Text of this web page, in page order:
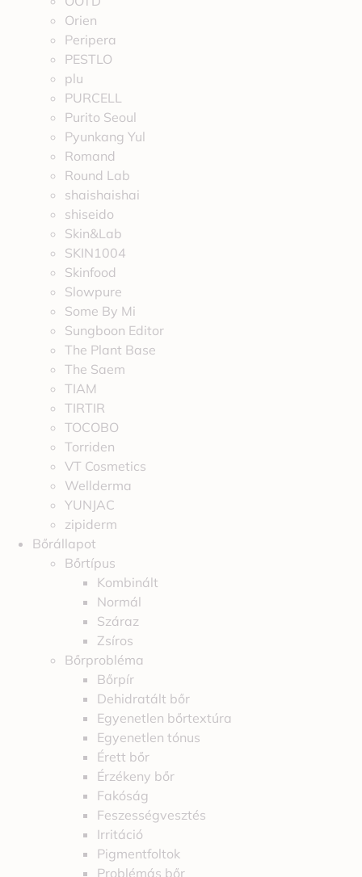
Orien
Peripera
PESTLO
plu
PURCELL
Purito Seoul
Pyunkang Yul
Romand
Round Lab
shaishaishai
shiseido
Skin&Lab
SKIN1004
Skinfood
Slowpure
Some By Mi
Sungboon Editor
The Plant Base
The Saem
TIAM
TIRTIR
TOCOBO
Torriden
VT Cosmetics
Wellderma
YUNJAC
zipiderm
Bőrállapot
Bőrtípus
Kombinált
Normál
Száraz
Zsíros
Bőrprobléma
Bőrpír
Dehidratált bőr
Egyenetlen bőrtextúra
Egyenetlen tónus
Érett bőr
Érzékeny bőr
Fakóság
Feszességvesztés
Irritáció
Pigmentfoltok
Problémás bőr